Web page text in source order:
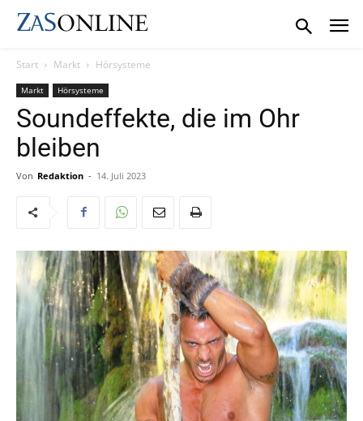
Start Markt Hörsysteme
Markt Hörsysteme
Soundeffekte, die im Ohr
bleiben
Von Redaktion - 14. Juli 2023